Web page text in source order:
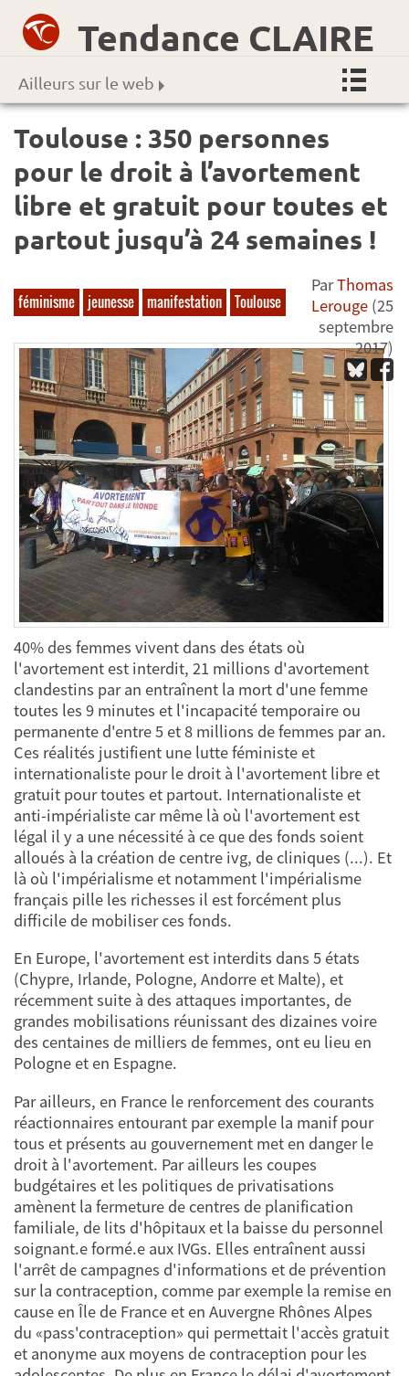
Tendance CLAIRE
Ailleurs sur le web
Toulouse : 350 personnes
pour le droit à l’avortement
libre et gratuit pour toutes et
partout jusqu’à 24 semaines !
féminisme jeunesse manifestation Toulouse
ParThomas
Lerouge (25
septembre
2017)
40% des femmes vivent dans des états où
l'avortement est interdit, 21 millions d'avortement
clandestins par an entraînent la mort d'une femme
toutes les 9 minutes et l'incapacité temporaire ou
permanente d'entre 5 et 8 millions de femmes par an.
Ces réalités justifient une lutte féministe et
internationaliste pour le droit à l'avortement libre et
gratuit pour toutes et partout. Internationaliste et
anti-impérialiste car même là où l'avortement est
légal il y a une nécessité à ce que des fonds soient
alloués à la création de centre ivg, de cliniques (...). Et
là où l'impérialisme et notamment l'impérialisme
français pille les richesses il est forcément plus
difficile de mobiliser ces fonds.
En Europe, l'avortement est interdits dans 5 états
(Chypre, Irlande, Pologne, Andorre et Malte), et
récemment suite à des attaques importantes, de
grandes mobilisations réunissant des dizaines voire
des centaines de milliers de femmes, ont eu lieu en
Pologne et en Espagne.
Par ailleurs, en France le renforcement des courants
réactionnaires entourant par exemple la manif pour
tous et présents au gouvernement met en danger le
droit à l'avortement. Par ailleurs les coupes
budgétaires et les politiques de privatisations
amènent la fermeture de centres de planification
familiale, de lits d'hôpitaux et la baisse du personnel
soignant.e formé.e aux IVGs. Elles entraînent aussi
l'arrêt de campagnes d'informations et de prévention
sur la contraception, comme par exemple la remise en
cause en Île de France et en Auvergne Rhônes Alpes
du «pass'contraception» qui permettait l'accès gratuit
et anonyme aux moyens de contraception pour les